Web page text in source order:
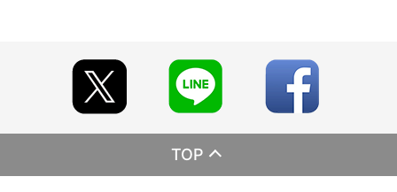
プ『A-on STORE』が承り、発送を行います。
なお、ご注文には、バンダイナムコフィルムワークス公式ショ
ップ『A-on STORE』の会員登録（無料）が必要となります。
※A-on STOREでの決済方法は「カード決済」「コンビニ決済」
「Pay-easy（ペイジー）」「WEB・スマホ決済」のみとなりま
TOP